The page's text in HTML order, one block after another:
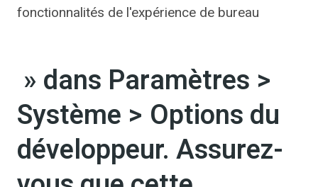
fonctionnalités de l'expérience de bureau
» dans Paramètres >
Système > Options du
développeur. Assurez-